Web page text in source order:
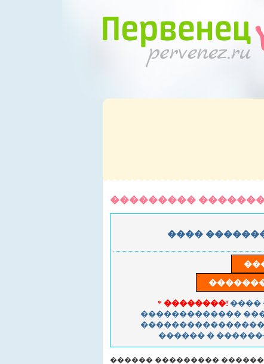
���������
����
* ��������! ����
�������������
������ �
������ ���������